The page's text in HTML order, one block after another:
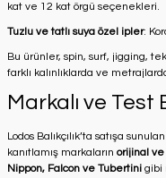
kat ve 12 kat örgü seçenekleri.
Tuzlu ve tatlı suya özel ipler:
Bu ürünler, spin, surf, jigging,
farklı kalınlıklarda ve
Markalı ve
Lodos Balıkçılık’ta satışa
kanıtlamış markaların orijinal
Nippon, Falcon ve Tubertini gibi